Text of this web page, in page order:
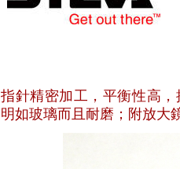
指針精密加工，平衡性高
明如玻璃而且耐磨；附放大